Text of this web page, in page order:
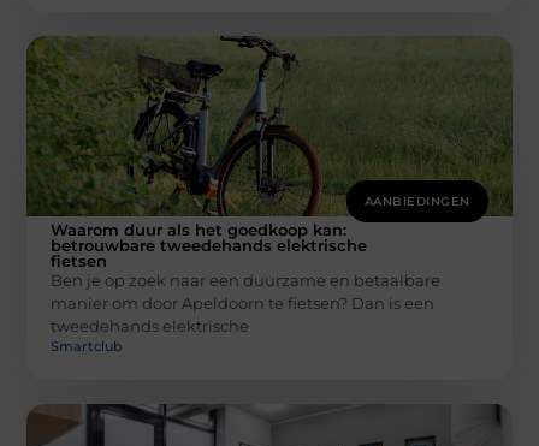
AANBIEDINGEN
Waarom duur als het goedkoop kan:
betrouwbare tweedehands elektrische
fietsen
Ben je op zoek naar een duurzame en betaalbare
manier om door Apeldoorn te fietsen? Dan is een
tweedehands elektrische
Smartclub